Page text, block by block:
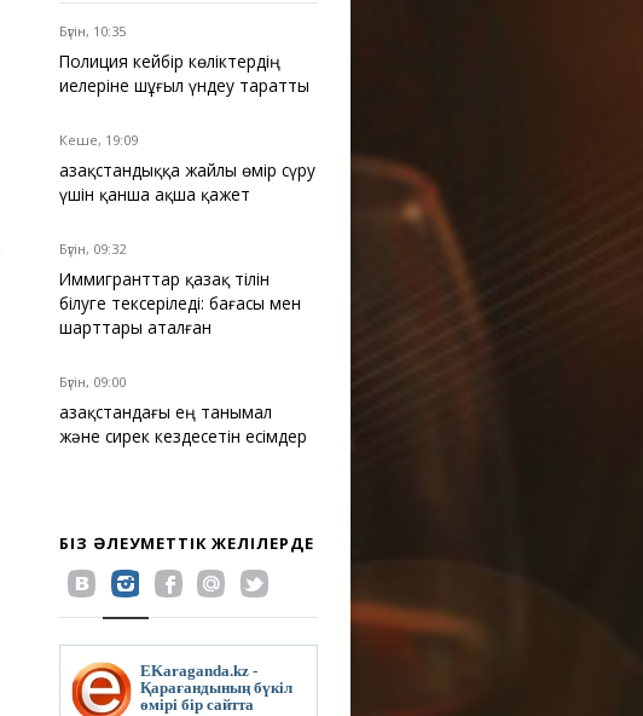
Бүгін, 10:35
Полиция кейбір көліктердің
иелеріне шұғыл үндеу таратты
Кеше, 19:09
Қазақстандыққа жайлы өмір сүру
үшін қанша ақша қажет
Бүгін, 09:32
Иммигранттар қазақ тілін
білуге тексеріледі: бағасы мен
шарттары аталған
Бүгін, 09:00
Қазақстандағы ең танымал
және сирек кездесетін есімдер
БІЗ ӘЛЕУМЕТТІК ЖЕЛІЛЕРДЕ
EKaraganda.kz -
Қарағандының бүкіл
өмірі бір сайтта